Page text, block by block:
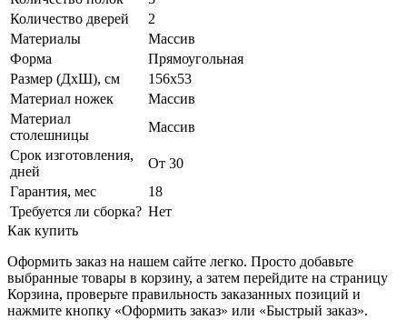
Количество дверей
2
Материалы
Массив
Форма
Прямоугольная
Размер (ДхШ), см
156х53
Материал ножек
Массив
Материал
столешницы
Массив
Срок изготовления,
дней
От 30
Гарантия, мес
18
Требуется ли сборка? Нет
Как купить
Оформить заказ на нашем сайте легко. Просто добавьте
выбранные товары в корзину, а затем перейдите на страницу
Корзина, проверьте правильность заказанных позиций и
нажмите кнопку «Оформить заказ» или «Быстрый заказ».